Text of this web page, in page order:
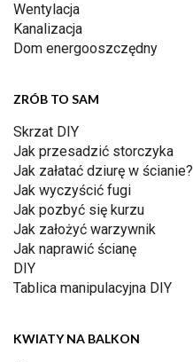
Wentylacja
Kanalizacja
Dom energooszczędny
ZRÓB TO SAM
Skrzat DIY
Jak przesadzić storczyka
Jak załatać dziurę w ścianie?
Jak wyczyścić fugi
Jak pozbyć się kurzu
Jak założyć warzywnik
Jak naprawić ścianę
DIY
Tablica manipulacyjna DIY
KWIATY NA BALKON